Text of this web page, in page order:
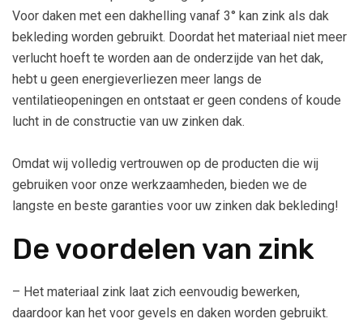
Voor daken met een dakhelling vanaf 3° kan zink als dak
bekleding worden gebruikt. Doordat het materiaal niet meer
verlucht hoeft te worden aan de onderzijde van het dak,
hebt u geen energieverliezen meer langs de
ventilatieopeningen en ontstaat er geen condens of koude
lucht in de constructie van uw zinken dak.
Omdat wij volledig vertrouwen op de producten die wij
gebruiken voor onze werkzaamheden, bieden we de
langste en beste garanties voor uw zinken dak bekleding!
De voordelen van zink
– Het materiaal zink laat zich eenvoudig bewerken,
daardoor kan het voor gevels en daken worden gebruikt.